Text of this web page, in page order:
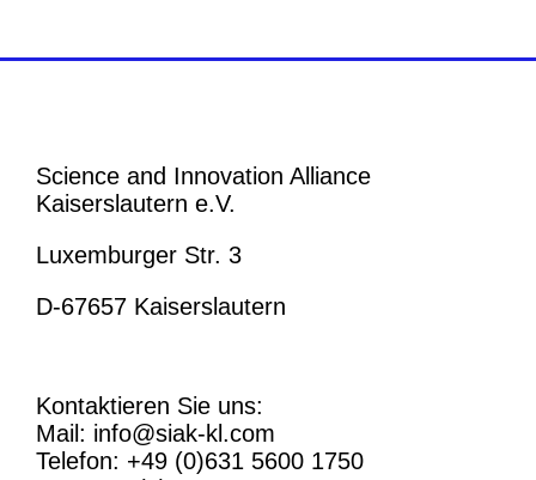
Science and Innovation Alliance
Kaiserslautern e.V.
Luxemburger Str. 3
D-67657 Kaiserslautern
Kontaktieren Sie uns:
Mail: info@siak-kl.com
Telefon: +49 (0)631 5600 1750